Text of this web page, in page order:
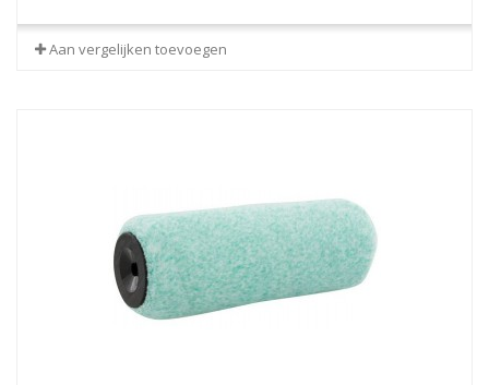
Aan vergelijken toevoegen